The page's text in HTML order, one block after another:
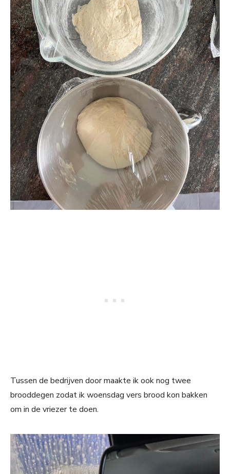
Tussen de bedrijven door maakte ik ook nog twee
brooddegen zodat ik woensdag vers brood kon bakken
om in de vriezer te doen.